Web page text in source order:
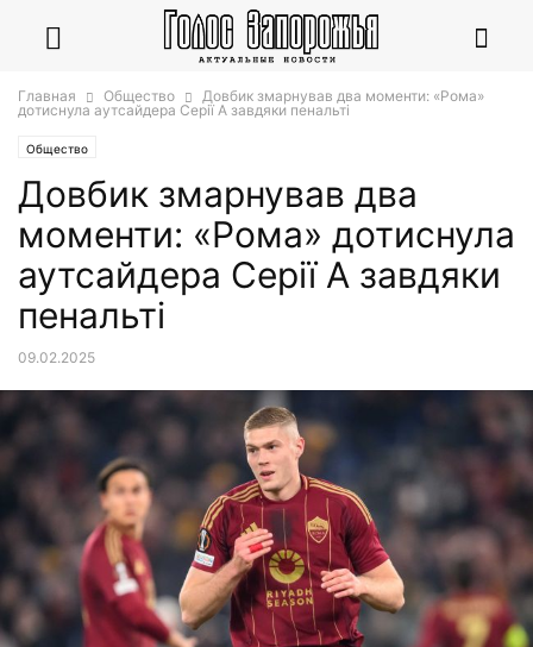
Главная Общество
Довбик змарнував два моменти: «Рома»
дотиснула аутсайдера Серії А завдяки пенальті
Общество
Довбик змарнував два
моменти: «Рома» дотиснула
аутсайдера Серії А завдяки
пенальті
09.02.2025